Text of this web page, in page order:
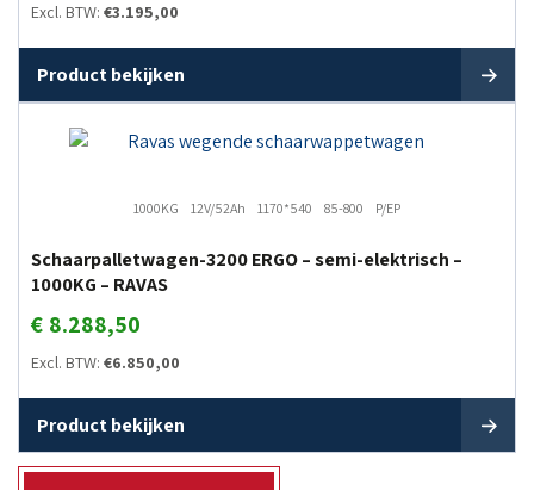
Excl. BTW: €3.195,00
Product bekijken
1000KG 12V/52Ah 1170*540 85-800 P/EP
Schaarpalletwagen-3200 ERGO – semi-elektrisch –
1000KG – RAVAS
€ 8.288,50
Excl. BTW: €6.850,00
Product bekijken